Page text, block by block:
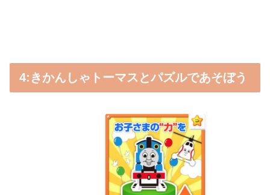
4:きかんしゃトーマスとパズルであそぼう